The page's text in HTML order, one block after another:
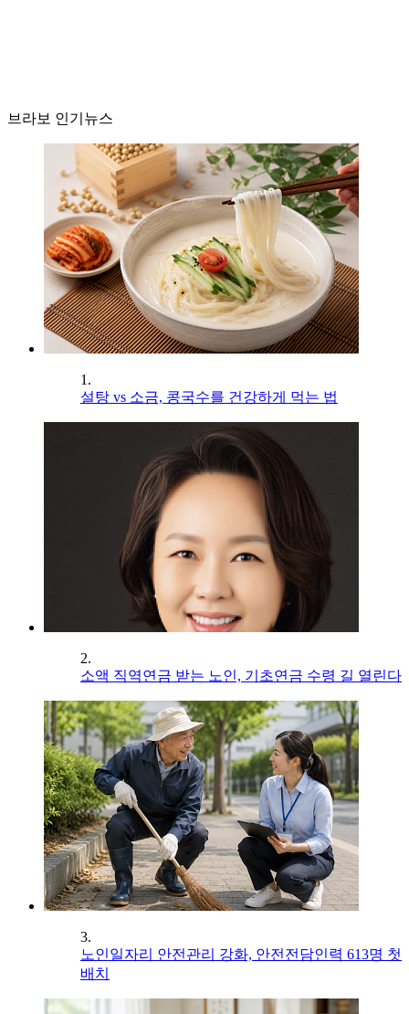
브라보 인기뉴스
1.
설탕 vs 소금, 콩국수를 건강하게 먹는 법
2.
소액 직역연금 받는 노인, 기초연금 수령 길 열린다
3.
노인일자리 안전관리 강화, 안전전담인력 613명 첫
배치